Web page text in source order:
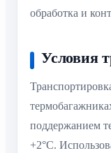
обработка и
Условия
поддержанием
+2°C.